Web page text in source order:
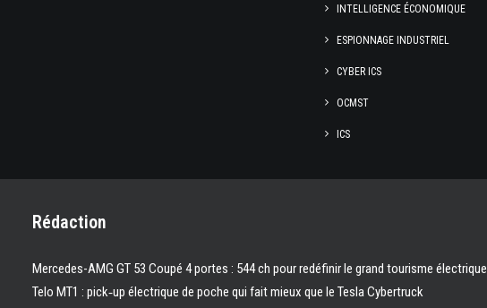
INTELLIGENCE ÉCONOMIQUE
ESPIONNAGE INDUSTRIEL
CYBER ICS
OCMST
ICS
Rédaction
Mercedes-AMG GT 53 Coupé 4 portes : 544 ch pour redéfinir le grand tourisme électrique
Telo MT1 : pick‑up électrique de poche qui fait mieux que le Tesla Cybertruck